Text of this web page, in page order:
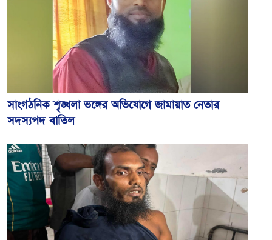
সাংগঠনিক শৃঙ্খলা ভঙ্গের অভিযোগে জামায়াত নেতার
সদস্যপদ বাতিল